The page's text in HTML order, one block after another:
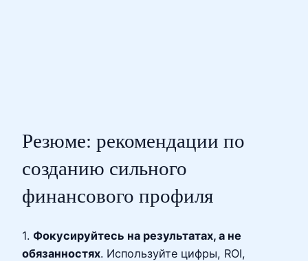
Резюме: рекомендации по
созданию сильного
финансового профиля
1. Фокусируйтесь на результатах, а не
обязанностях. Используйте цифры, ROI,